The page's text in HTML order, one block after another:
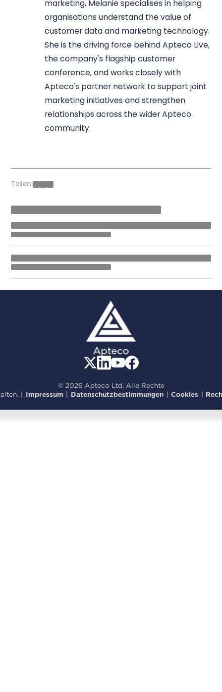
marketing, Melanie specialises in helping
organisations understand the value of
customer data and marketing technology.
She is the driving force behind Apteco Live,
the company's flagship customer
conference, and works closely with
Apteco's partner network to support joint
marketing initiatives and strengthen
relationships across the wider Apteco
community.
Teilen:
© 2026 Apteco Ltd. Alle Rechte
| Impressum | Datenschutzbestimmungen | Cookies |